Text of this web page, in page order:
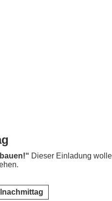
Dieser Einladung